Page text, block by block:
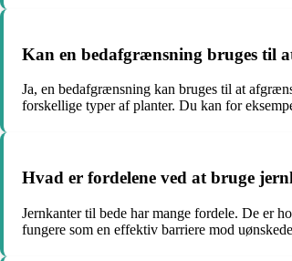
Kan en bedafgrænsning bruges til
Ja, en bedafgrænsning kan bruges til at
forskellige typer af planter. Du kan for
Hvad er fordelene ved at bruge
Jernkanter til bede har mange fordele. De er
fungere som en effektiv barriere mod